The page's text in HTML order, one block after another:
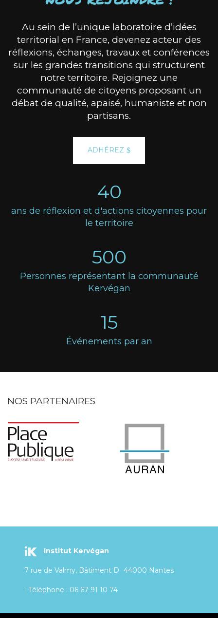
Au sein de l’unique laboratoire d’idées
territorial en France, devenez acteur des
réflexions, échanges, travaux et conférences
sur les grandes transitions qui structurent
notre territoire. Rejoignez une
communauté de citoyens proposant un
débat de qualité, apaisé, humaniste et non
partisans.
ADHÉREZ
40
ans de réflexion et d'actions citoyennes pour
le territoire
500
Personnes représentant la communauté
Kervégan
15
Événements par an
NOS PARTENAIRES
Institut Kervégan
7 rue de Valmy, Bâtiment D 44000 Nantes
- Téléphone : 06 67 91 10 74